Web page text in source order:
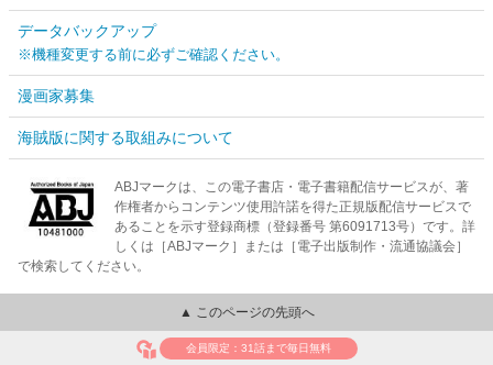
データバックアップ
※機種変更する前に必ずご確認ください。
漫画家募集
海賊版に関する取組みについて
ABJマークは、この電子書店・電子書籍配信サービスが、著
作権者からコンテンツ使用許諾を得た正規版配信サービスで
あることを示す登録商標（登録番号 第6091713号）です。詳
しくは［ABJマーク］または［電子出版制作・流通協議会］
で検索してください。
▲ このページの先頭へ
会員限定：31話まで毎日無料